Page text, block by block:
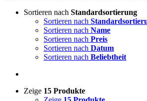
Sortieren nach Standardsortierung
Sortieren nach
Sortieren nach Name
Sortieren nach Preis
Sortieren nach Datum
Sortieren nach Beliebtheit
Zeige 15 Produkte